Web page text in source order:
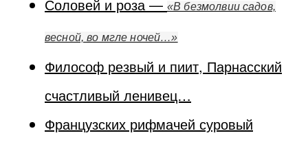
Соловей и роза — «В безмолвии садов,
весной, во мгле ночей…»
Философ резвый и пиит, Парнасский
счастливый ленивец…
Французских рифмачей суровый